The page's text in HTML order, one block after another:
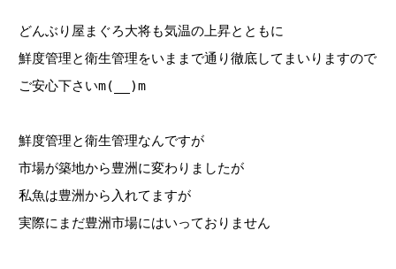
どんぶり屋まぐろ大将も気温の上昇とともに
鮮度管理と衛生管理をいままで通り徹底してまいりますので
ご安心下さいm(__)m
鮮度管理と衛生管理なんですが
市場が築地から豊洲に変わりましたが
私魚は豊洲から入れてますが
実際にまだ豊洲市場にはいっておりません